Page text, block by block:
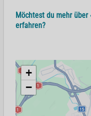
Möchtest du mehr über
erfahren?
+
−